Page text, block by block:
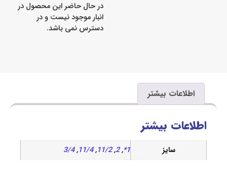
در حال حاضر این محصول در
انبار موجود نیست و در
دسترس نمی باشد.
بیشتر
بیشتر
1*
,
11/4
,
3/4